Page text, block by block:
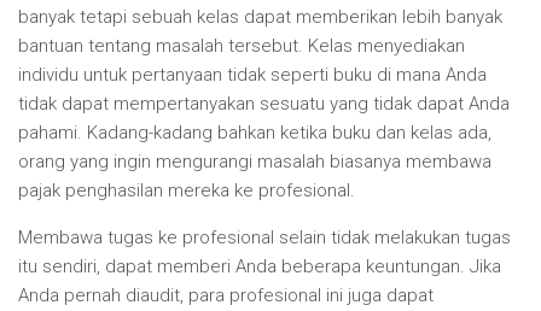
banyak tetapi sebuah kelas dapat memberikan lebih banyak
bantuan tentang masalah tersebut. Kelas menyediakan
individu untuk pertanyaan tidak seperti buku di mana Anda
tidak dapat mempertanyakan sesuatu yang tidak dapat Anda
pahami. Kadang-kadang bahkan ketika buku dan kelas ada,
orang yang ingin mengurangi masalah biasanya membawa
pajak penghasilan mereka ke profesional.
Membawa tugas ke profesional selain tidak melakukan tugas
itu sendiri, dapat memberi Anda beberapa keuntungan. Jika
Anda pernah diaudit, para profesional ini juga dapat